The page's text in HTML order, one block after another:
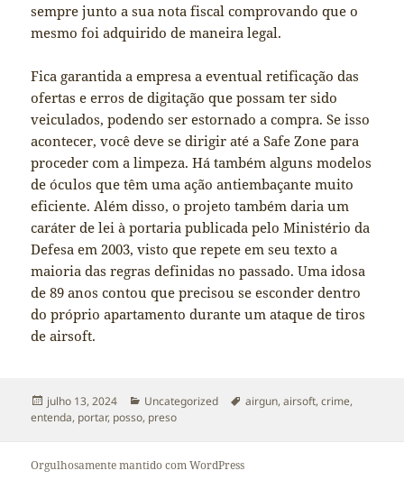
sempre junto a sua nota fiscal comprovando que o
mesmo foi adquirido de maneira legal.
Fica garantida a empresa a eventual retificação das
ofertas e erros de digitação que possam ter sido
veiculados, podendo ser estornado a compra. Se isso
acontecer, você deve se dirigir até a Safe Zone para
proceder com a limpeza. Há também alguns modelos
de óculos que têm uma ação antiembaçante muito
eficiente. Além disso, o projeto também daria um
caráter de lei à portaria publicada pelo Ministério da
Defesa em 2003, visto que repete em seu texto a
maioria das regras definidas no passado. Uma idosa
de 89 anos contou que precisou se esconder dentro
do próprio apartamento durante um ataque de tiros
de airsoft.
Publicado
em
julho 13, 2024 Categorias
Uncategorized Tags
airgun,airsoft,crime,
entenda, portar, posso, preso
Orgulhosamente mantido com WordPress